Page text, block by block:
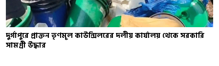
দুর্গাপুরে প্রাক্তন তৃণমূল কাউন্সিলরের দলীয় কার্যালয় থেকে সরকারি
সামগ্রী উদ্ধার